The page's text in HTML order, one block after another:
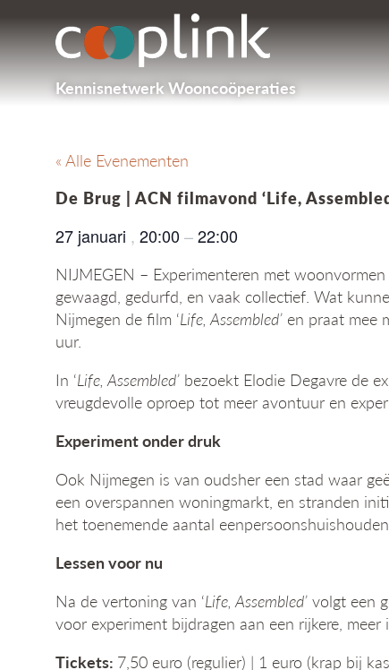
Kennisnetwerk Wooncoöperaties
« Alle Evenementen
De Brug | ACN filmavond ‘Life,
27 januari , 20:00 –22:00
NIJMEGEN – Experimenteren met
gewaagd, gedurfd, en vaak collectief. Wat
Nijmegen de film ‘Life, Assembled’ en praat mee
uur.
In ‘Life, Assembled’ bezoekt Elodie Degavre de
vreugdevolle oproep tot meer avontuur en
Experiment onder druk
Ook Nijmegen is van oudsher een stad waar
een overspannen woningmarkt, en stranden
het toenemende aantal
Lessen voor nu
Na de vertoning van ‘Life, Assembled’ volgt een
voor experiment bijdragen aan een rijkere,
Tickets: 7,50 euro (regulier) | 1 euro (krap bij